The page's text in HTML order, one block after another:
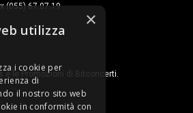
(055) 67.07.19
e le Promozioni di Bitconcerti.
×
utilizza
i cookie per
di
il nostro sito web
in conformità con